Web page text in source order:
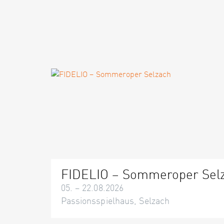
FIDELIO – Sommeroper
05. – 22.08.2026
Passionsspielhaus, Selzach